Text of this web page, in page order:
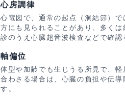
心房調律
心電図で、通常の起点（洞結節）
方にも見られることがあり、多く
診のうえ心臓超音波検査などで確認
軸偏位
体型や加齢でも生じうる所見で、
合わさる場合は、心臓の負担や伝
す。